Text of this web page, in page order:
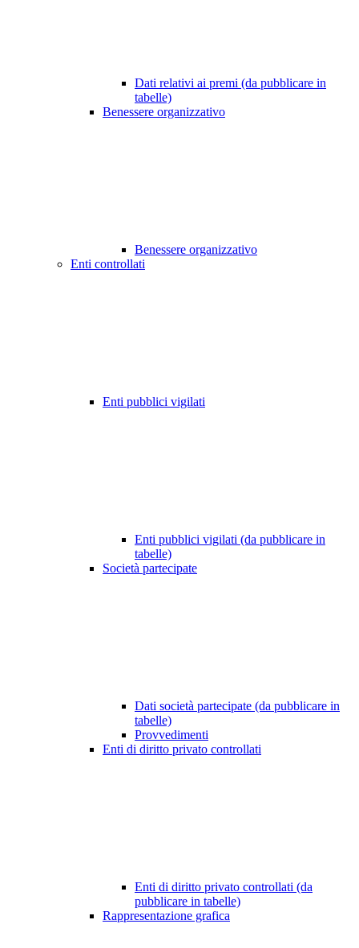
Dati relativi ai premi (da pubblicare in
tabelle)
Benessere organizzativo
Benessere organizzativo
Enti controllati
Enti pubblici vigilati
Enti pubblici vigilati (da pubblicare in
tabelle)
Società partecipate
Dati società partecipate (da pubblicare in
tabelle)
Provvedimenti
Enti di diritto privato controllati
Enti di diritto privato controllati (da
pubblicare in tabelle)
Rappresentazione grafica